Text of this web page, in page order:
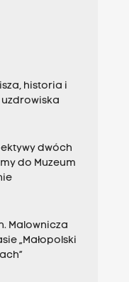
historia i
dwóch
do Muzeum
Malownicza
„Małopolski